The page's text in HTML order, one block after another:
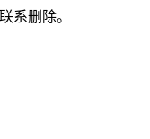
系删除。